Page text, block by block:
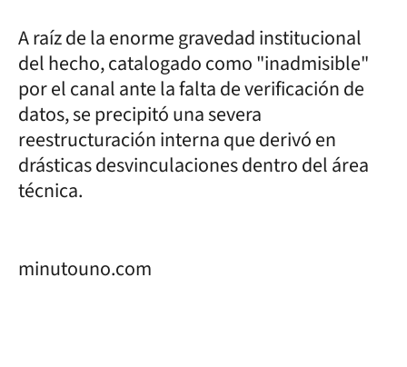
A raíz de la enorme gravedad institucional
del hecho, catalogado como "inadmisible"
por el canal ante la falta de verificación de
datos, se precipitó una severa
reestructuración interna que derivó en
drásticas desvinculaciones dentro del área
técnica.
minutouno.com